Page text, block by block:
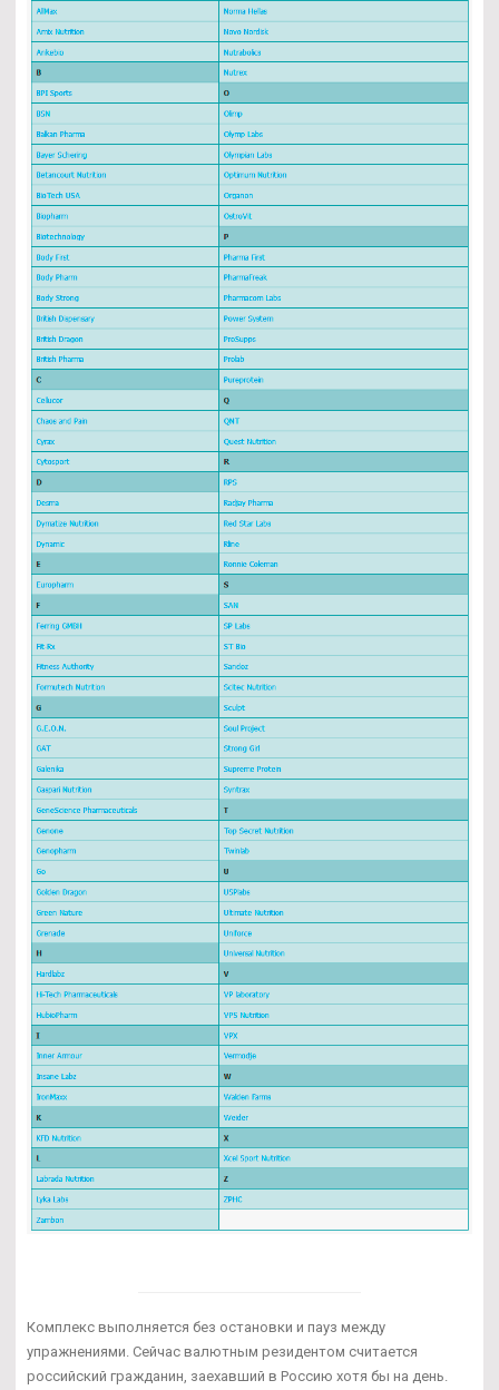
Комплекс выполняется без остановки и пауз между
упражнениями. Сейчас валютным резидентом считается
российский гражданин, заехавший в Россию хотя бы на день.